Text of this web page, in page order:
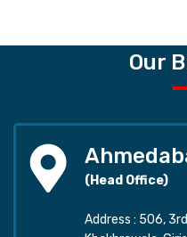
Our
(Head Office)
Address : 506, 3rd